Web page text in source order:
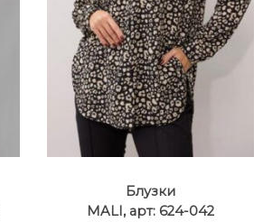
Блузки
MALI, арт: 624-042